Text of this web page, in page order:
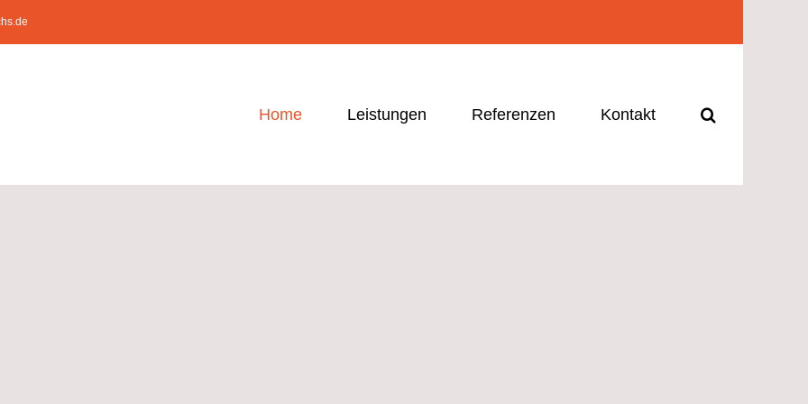
Home Leistungen Referenzen Kontakt